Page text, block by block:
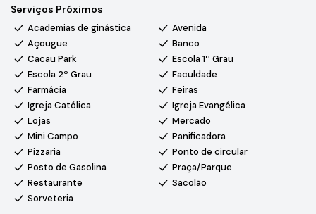
Diferenciais:
quartzo branco e armários de alto padrão, suíte e
acabamento premium, adega climatizada despensa/depósito,
todos os cômodos e armários planejados (cozinha, área
gourmet, lavanderia, closet, banheiros e roupeiro do
corredor)
Dados do imóvel: box nos banheiros, pressurizador, tubulação
para ar condicionado, pias em quartzo branco, fechadura
eletrônica, churrasqueira, living pé direito duplo, armários
planejados nas áreas da cozinha, na área gourmet, na
lavanderia, no closet, gabinetes dos banheiros e roupeiro no
Serviços Próximos
Academias de ginástica
Avenida
Açougue
Banco
Cacau Park
Escola 1º Grau
Escola 2º Grau
Faculdade
Farmácia
Feiras
Igreja Católica
Igreja Evangélica
Lojas
Mercado
Mini Campo
Panificadora
Pizzaria
Ponto de circular
Posto de Gasolina
Praça/Parque
Restaurante
Sacolão
Sorveteria